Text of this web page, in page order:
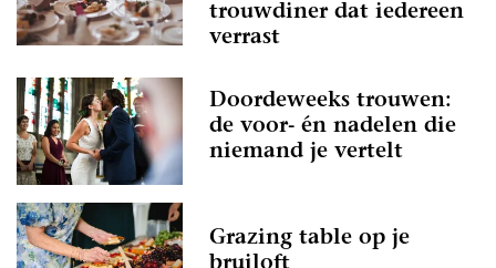
trouwdiner dat iedereen
verrast
Doordeweeks trouwen:
de voor- én nadelen die
niemand je vertelt
Grazing table op je